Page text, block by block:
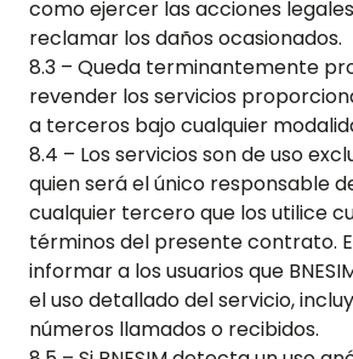
como ejercer las acciones
reclamar los daños ocasionados.
8.3 – Queda terminantemente
revender los servicios
a terceros bajo cualquier
8.4 – Los servicios son de uso
quien será el único responsable
cualquier tercero que los utilice
términos del presente contrato.
informar a los usuarios que
el uso detallado del servicio,
números llamados o recibidos.